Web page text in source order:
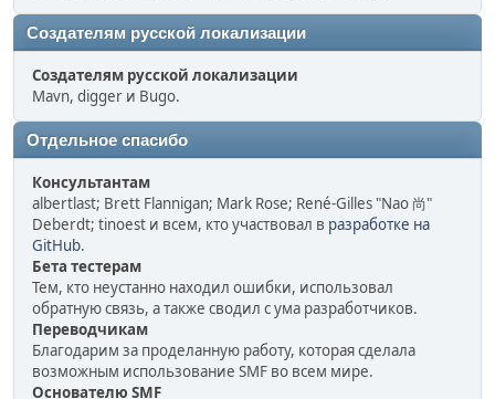
Создателям русской локализации
Создателям русской локализации
Mavn, digger и Bugo.
Отдельное спасибо
Консультантам
albertlast; Brett Flannigan; Mark Rose; René-Gilles "Nao 尚"
Deberdt; tinoest и всем, кто участвовал в разработке на
GitHub.
Бета тестерам
Тем, кто неустанно находил ошибки, использовал
обратную связь, а также сводил с ума разработчиков.
Переводчикам
Благодарим за проделанную работу, которая сделала
возможным использование SMF во всем мире.
Основателю SMF